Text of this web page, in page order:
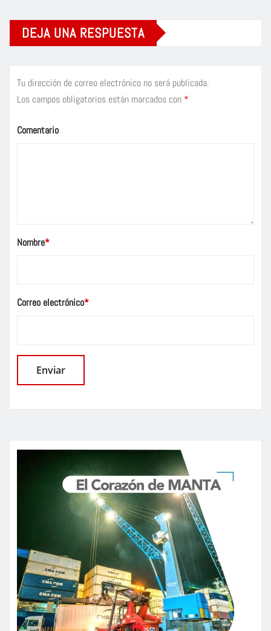
DEJA UNA RESPUESTA
Tu dirección de correo electrónico no será publicada.
Los campos obligatorios están marcados con *
Comentario
Nombre*
Correo electrónico*